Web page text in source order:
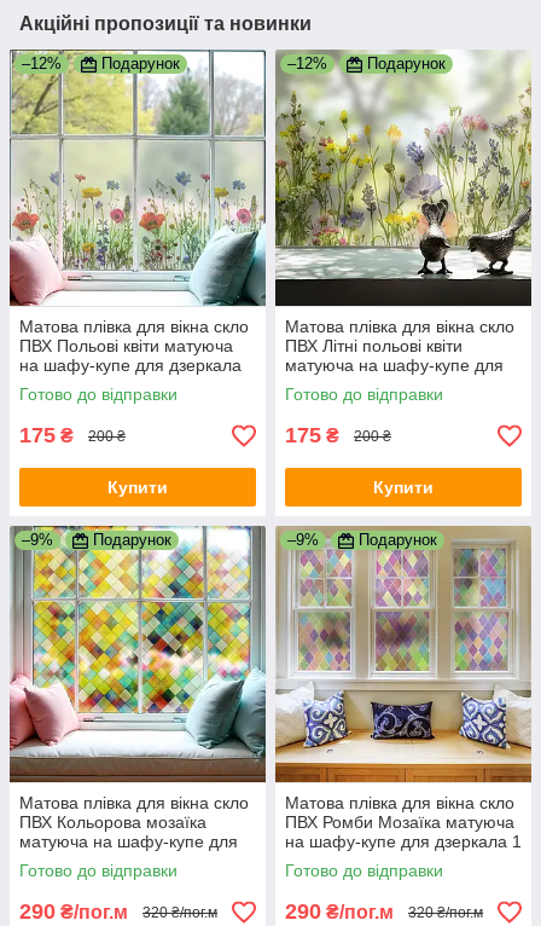
Акційні пропозиції та новинки
–12% Подарунок
Матова плівка для вікна скло
ПВХ Польові квіти матуюча
на шафу-купе для дзеркала
1000х500 мм
Готово до відправки
175 ₴ 200 ₴
Купити
–12% Подарунок
Матова плівка для вікна скло
ПВХ Літні польові квіти
матуюча на шафу-купе для
дзеркала 1000х500 мм
Готово до відправки
175 ₴ 200 ₴
Купити
–9% Подарунок
Матова плівка для вікна скло
ПВХ Кольорова мозаїка
матуюча на шафу-купе для
дзеркала 1 пог.м 1000х1000
мм
Готово до відправки
290 ₴/пог.м 320 ₴/пог.м
–9% Подарунок
Матова плівка для вікна скло
ПВХ Ромби Мозаїка матуюча
на шафу-купе для дзеркала 1
пог.м 1000х1000 мм
Готово до відправки
290 ₴/пог.м 320 ₴/пог.м